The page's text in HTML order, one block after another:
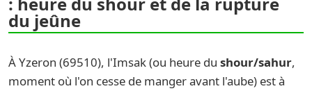
du jeûne
À Yzeron (69510), l'Imsak (ou heure du shour/sahur,
moment où l'on cesse de manger avant l'aube) est à